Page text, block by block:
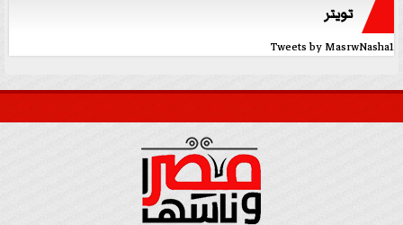
تويتر
Tweets by MasrwNasha1